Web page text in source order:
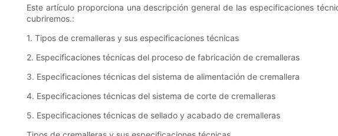
Este artículo proporciona una descripción general de las especificaciones
cubriremos.:
1. Tipos de cremalleras y sus especificaciones técnicas
2. Especificaciones técnicas del proceso de fabricación de cremalleras
3. Especificaciones técnicas del sistema de alimentación de cremallera
4. Especificaciones técnicas del sistema de corte de cremalleras
5. Especificaciones técnicas de sellado y acabado de cremalleras